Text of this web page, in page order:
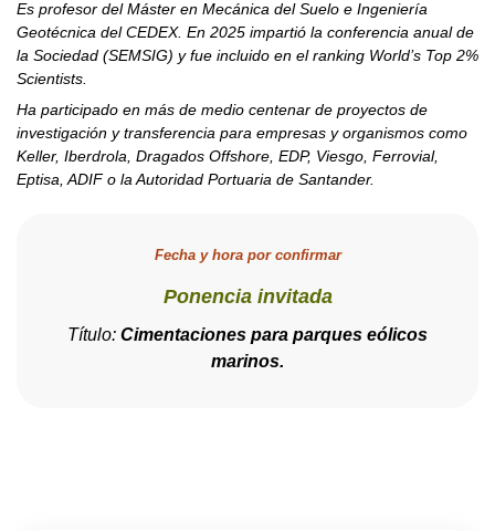
Es profesor del Máster en Mecánica del Suelo e Ingeniería
Geotécnica del CEDEX. En 2025 impartió la conferencia anual de
la Sociedad (SEMSIG) y fue incluido en el ranking World’s Top 2%
Scientists.
Ha participado en más de medio centenar de proyectos de
investigación y transferencia para empresas y organismos como
Keller, Iberdrola, Dragados Offshore, EDP, Viesgo, Ferrovial,
Eptisa, ADIF o la Autoridad Portuaria de Santander.
Fecha y hora por confirmar
Ponencia invitada
Título: Cimentaciones para parques eólicos
marinos.